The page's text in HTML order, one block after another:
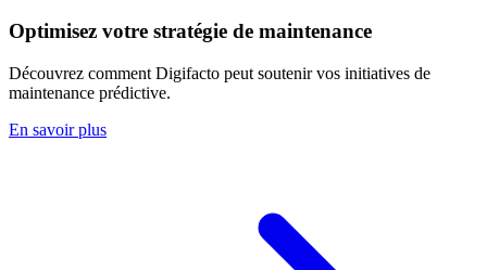
Optimisez votre stratégie de maintenance
Découvrez comment Digifacto peut soutenir vos initiatives de
maintenance prédictive.
En savoir plus